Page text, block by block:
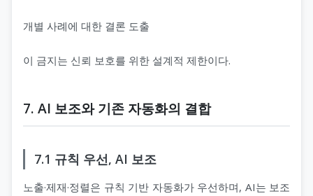
개별 사례에 대한 결론 도출
이 금지는 신뢰 보호를 위한 설계적 제한이다.
7. AI 보조와 기존 자동화의 결합
7.1 규칙 우선, AI 보조
노출·제재·정렬은 규칙 기반 자동화가 우선하며, AI는 보조